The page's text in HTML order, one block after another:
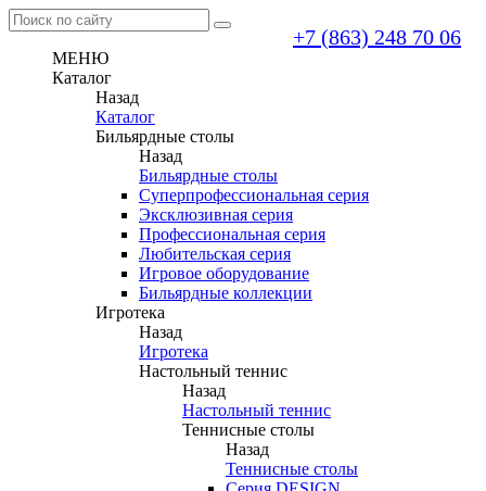
+7 (863) 248 70 06
МЕНЮ
Каталог
Назад
Каталог
Бильярдные столы
Назад
Бильярдные столы
Суперпрофессиональная серия
Эксклюзивная серия
Профессиональная серия
Любительская серия
Игровое оборудование
Бильярдные коллекции
Игротека
Назад
Игротека
Настольный теннис
Назад
Настольный теннис
Теннисные столы
Назад
Теннисные столы